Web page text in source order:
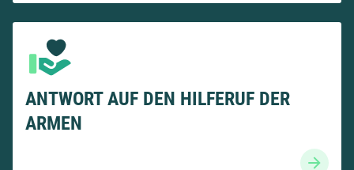
ANTWORT AUF DEN HILFERUF DER
ARMEN